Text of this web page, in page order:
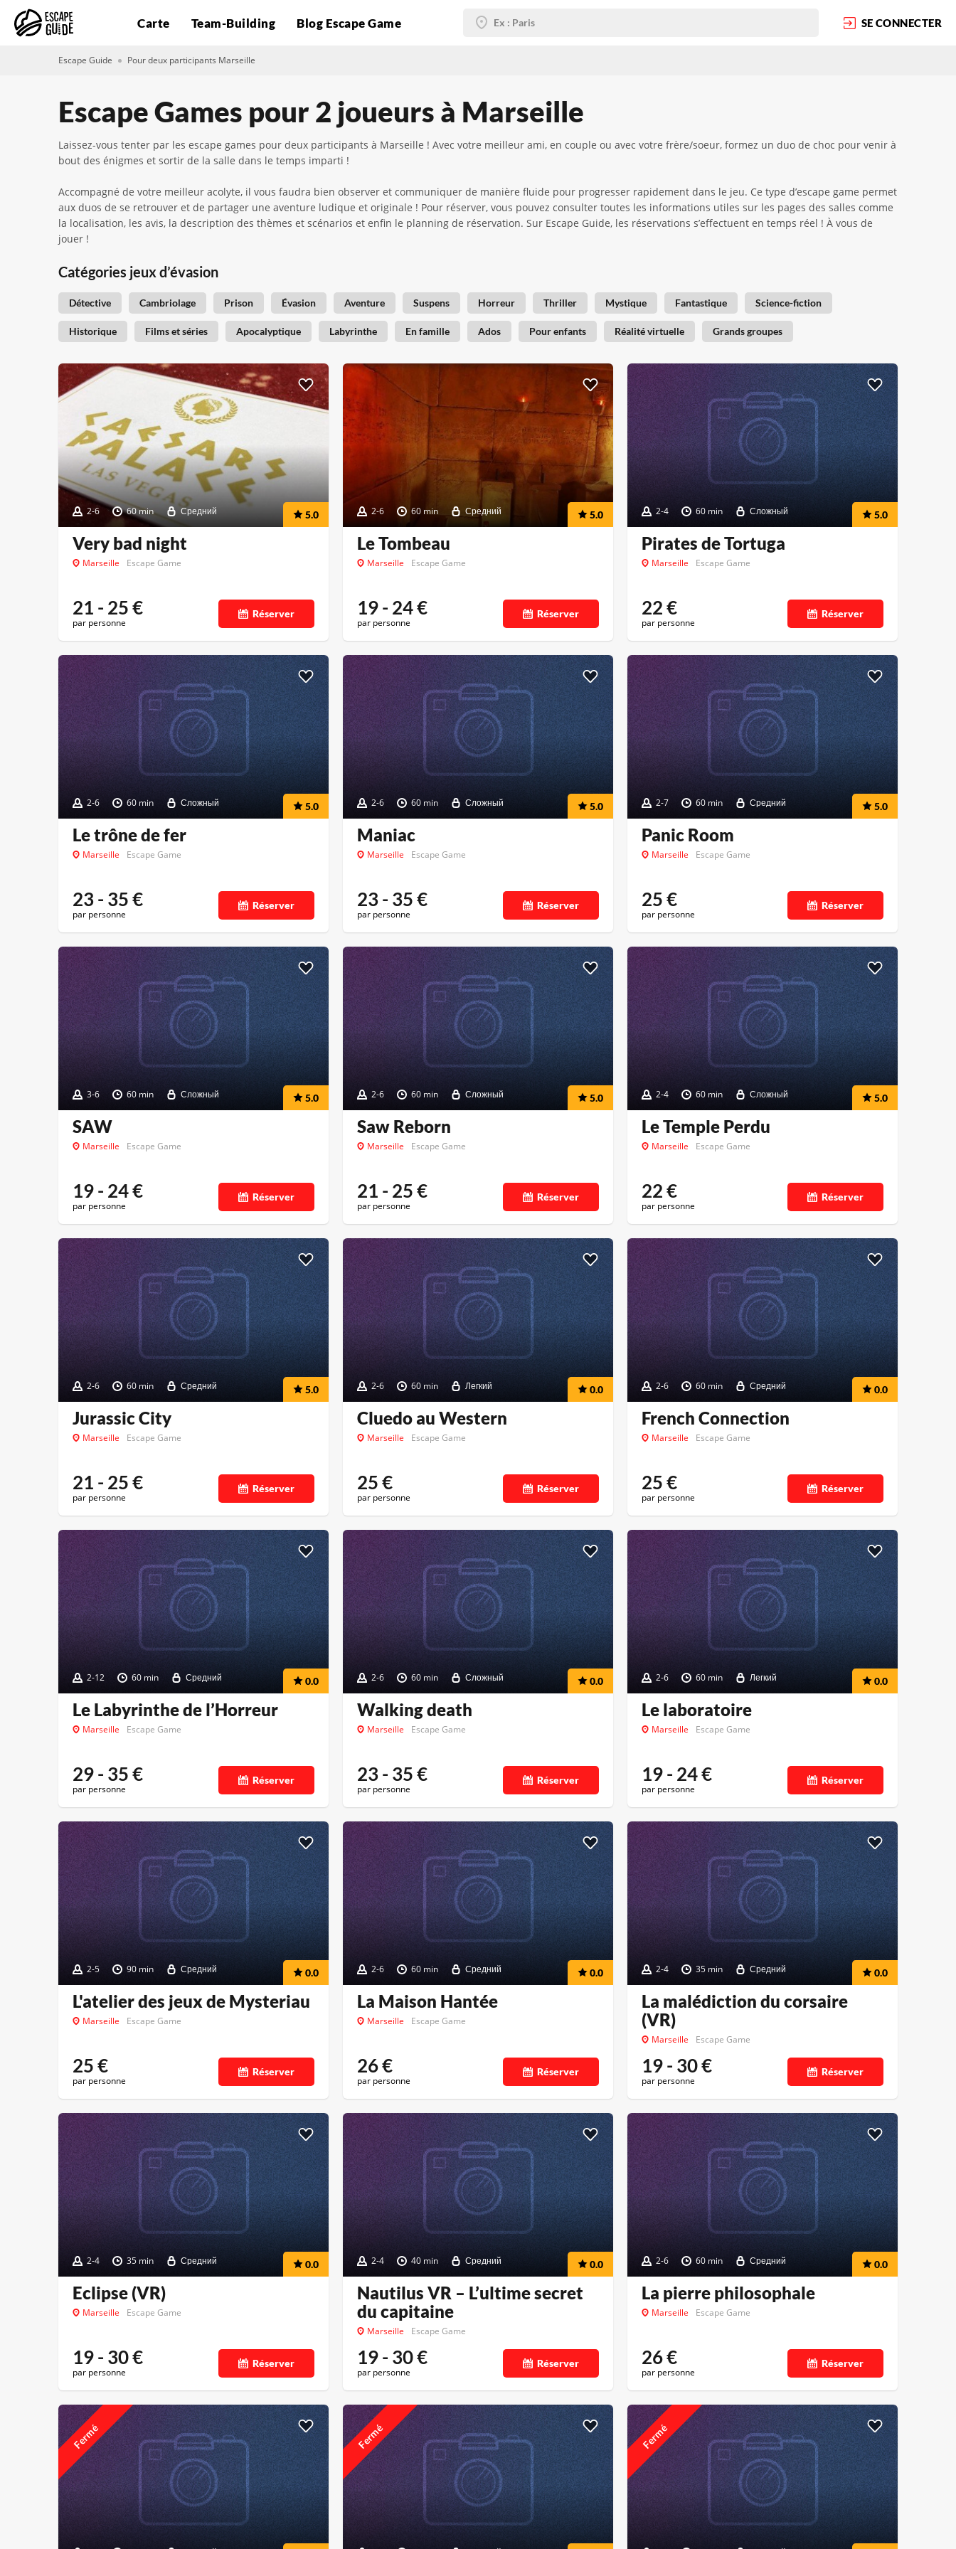
Carte Team-Building Blog Escape Game SE CONNECTER
Escape Guide Pour deux participants Marseille
Escape Games pour 2 joueurs à Marseille
Laissez-vous tenter par les escape games pour deux participants à Marseille ! Avec votre meilleur ami, en couple ou avec votre frère/soeur, formez un duo de choc pour venir à
bout des énigmes et sortir de la salle dans le temps imparti !
Accompagné de votre meilleur acolyte, il vous faudra bien observer et communiquer de manière fluide pour progresser rapidement dans le jeu. Ce type d’escape game permet
aux duos de se retrouver et de partager une aventure ludique et originale ! Pour réserver, vous pouvez consulter toutes les informations utiles sur les pages des salles comme
la localisation, les avis, la description des thèmes et scénarios et enfin le planning de réservation. Sur Escape Guide, les réservations s’effectuent en temps réel ! À vous de
jouer !
Catégories jeux d’évasion
Détective Cambriolage Prison Évasion Aventure Suspens Horreur Thriller Mystique Fantastique Science-fiction
Historique Films et séries Apocalyptique Labyrinthe En famille Ados Pour enfants Réalité virtuelle Grands groupes
2-6 60 min Средний 5.0
Very bad night
Marseille Escape Game
21 - 25€
par personne
Réserver
2-6 60 min Средний 5.0
Le Tombeau
Marseille Escape Game
19 - 24€
par personne
Réserver
2-4 60 min Сложный 5.0
Pirates de Tortuga
Marseille Escape Game
22€
par personne
Réserver
2-6 60 min Сложный 5.0
Le trône de fer
Marseille Escape Game
23 - 35€
par personne
Réserver
2-6 60 min Сложный 5.0
Maniac
Marseille Escape Game
23 - 35€
par personne
Réserver
2-7 60 min Средний 5.0
Panic Room
Marseille Escape Game
25€
par personne
Réserver
3-6 60 min Сложный 5.0
SAW
Marseille Escape Game
19 - 24€
par personne
Réserver
2-6 60 min Сложный 5.0
Saw Reborn
Marseille Escape Game
21 - 25€
par personne
Réserver
2-4 60 min Сложный 5.0
Le Temple Perdu
Marseille Escape Game
22€
par personne
Réserver
2-6 60 min Средний 5.0
Jurassic City
Marseille Escape Game
21 - 25€
par personne
Réserver
2-6 60 min Легкий 0.0
Cluedo au Western
Marseille Escape Game
25€
par personne
Réserver
2-6 60 min Средний 0.0
French Connection
Marseille Escape Game
25€
par personne
Réserver
2-12 60 min Средний 0.0
Le Labyrinthe de l’Horreur
Marseille Escape Game
29 - 35€
par personne
Réserver
2-6 60 min Сложный 0.0
Walking death
Marseille Escape Game
23 - 35€
par personne
Réserver
2-6 60 min Легкий 0.0
Le laboratoire
Marseille Escape Game
19 - 24€
par personne
Réserver
2-5 90 min Средний 0.0
L'atelier des jeux de Mysteriau
Marseille Escape Game
25€
par personne
Réserver
2-6 60 min Средний 0.0
La Maison Hantée
Marseille Escape Game
26€
par personne
Réserver
2-4 35 min Средний 0.0
La malédiction du corsaire
(VR)
Marseille Escape Game
19 - 30€
par personne
Réserver
2-4 35 min Средний 0.0
Eclipse (VR)
Marseille Escape Game
19 - 30€
par personne
Réserver
2-4 40 min Средний 0.0
Nautilus VR – L’ultime secret
du capitaine
Marseille Escape Game
19 - 30€
par personne
Réserver
2-6 60 min Средний 0.0
La pierre philosophale
Marseille Escape Game
26€
par personne
Réserver
Fermé Fermé Fermé